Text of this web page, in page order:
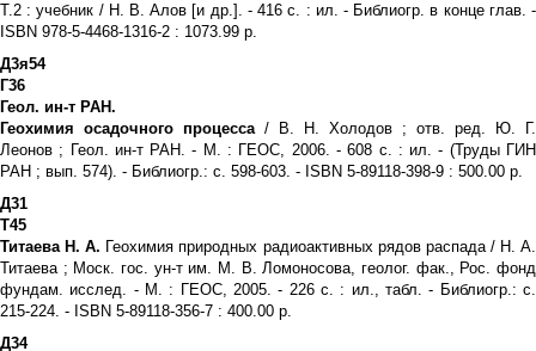
Т.2 : учебник / Н. В. Алов [и др.]. - 416 с. : ил. - Библиогр. в конце глав. -
ISBN 978-5-4468-1316-2 : 1073.99 р.
Д3я54
Г36
Геол. ин-т РАН.
Геохимия осадочного процесса/ В. Н. Холодов ; отв. ред. Ю. Г.
Леонов ; Геол. ин-т РАН. - М. : ГЕОС, 2006. - 608 с. : ил. - (Труды ГИН
РАН ; вып. 574). - Библиогр.: с. 598-603. - ISBN 5-89118-398-9 : 500.00 р.
Д31
Т45
Титаева Н. А. Геохимия природных радиоактивных рядов распада / Н. А.
Титаева ; Моск. гос. ун-т им. М. В. Ломоносова, геолог. фак., Рос. фонд
фундам. исслед. - М. : ГЕОС, 2005. - 226 с. : ил., табл. - Библиогр.: с.
215-224. - ISBN 5-89118-356-7 : 400.00 р.
Д34